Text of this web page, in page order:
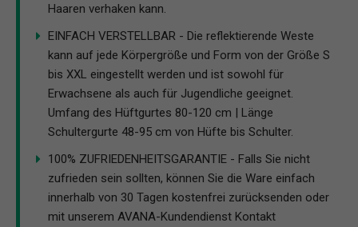
Haaren verhaken kann.
EINFACH VERSTELLBAR - Die reflektierende Weste
kann auf jede Körpergröße und Form von der Größe S
bis XXL eingestellt werden und ist sowohl für
Erwachsene als auch für Jugendliche geeignet.
Umfang des Hüftgurtes 80-120 cm | Länge
Schultergurte 48-95 cm von Hüfte bis Schulter.
100% ZUFRIEDENHEITSGARANTIE - Falls Sie nicht
zufrieden sein sollten, können Sie die Ware einfach
innerhalb von 30 Tagen kostenfrei zurücksenden oder
mit unserem AVANA-Kundendienst Kontakt